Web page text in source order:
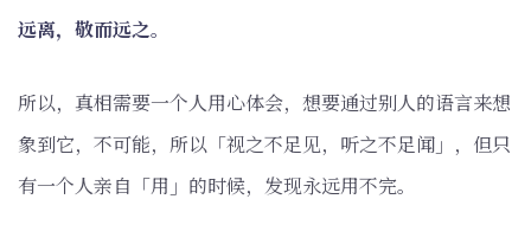
远离，敬而远之。
所以，真相需要一个人用心体会，想要通过别人的语言来想
象到它，不可能，所以「视之不足见，听之不足闻」，但只
有一个人亲自「用」的时候，发现永远用不完。